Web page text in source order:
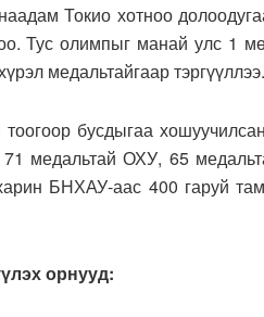
Токио хотноо
Тус олимпыг манай улс 1
медальтайгаар тэргүүллээ.
бусдыгаа
медальтай ОХУ, 65
БНХАУ-аас 400 гаруй
орнууд: